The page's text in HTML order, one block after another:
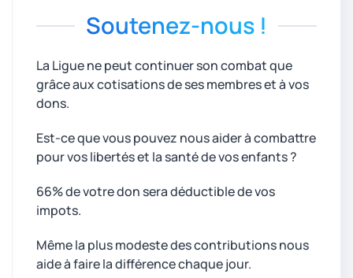
Soutenez-nous !
La Ligue ne peut continuer son combat que
grâce aux cotisations de ses membres et à vos
dons.
Est-ce que vous pouvez nous aider à combattre
pour vos libertés et la santé de vos enfants ?
66% de votre don sera déductible de vos
impots.
Même la plus modeste des contributions nous
aide à faire la différence chaque jour.